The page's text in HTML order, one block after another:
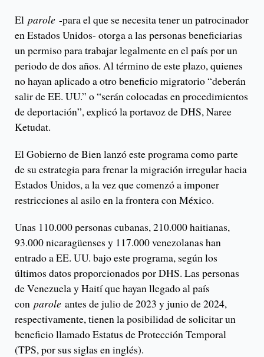
El parole -para el que se necesita tener un patrocinador
en Estados Unidos- otorga a las personas beneficiarias
un permiso para trabajar legalmente en el país por un
periodo de dos años. Al término de este plazo, quienes
no hayan aplicado a otro beneficio migratorio “deberán
salir de EE. UU.” o “serán colocadas en procedimientos
de deportación”, explicó la portavoz de DHS, Naree
Ketudat.
El Gobierno de Bien lanzó este programa como parte
de su estrategia para frenar la migración irregular hacia
Estados Unidos, a la vez que comenzó a imponer
restricciones al asilo en la frontera con México.
Unas 110.000 personas cubanas, 210.000 haitianas,
93.000 nicaragüenses y 117.000 venezolanas han
entrado a EE. UU. bajo este programa, según los
últimos datos proporcionados por DHS. Las personas
de Venezuela y Haití que hayan llegado al país
con parole antes de julio de 2023 y junio de 2024,
respectivamente, tienen la posibilidad de solicitar un
beneficio llamado Estatus de Protección Temporal
(TPS, por sus siglas en inglés).